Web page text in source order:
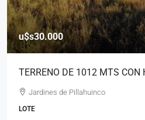
u$s30.000
TERRENO DE 1012 MTS CON
Jardines de Pillahuinco
LOTE